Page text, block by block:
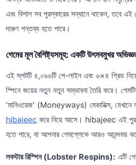
এবং বিশাল সব পুরস্কারের সন্ধানে থাকেন, তবে
দারুণ গন্তব্য হতে পারে।
গেমের মূল বৈশিষ্ট্যসমূহ: একটি উৎসবমুখর
এই স্লটটি ৪,০৯৬টি পে-লাইন এবং ৬×৪ গ্রিড
স্পিনে জয়ের নতুন নতুন সম্ভাবনা তৈরি করে।
'মানিওয়েজ' (Moneyways) মেকানিক্স, যেখানে
hibajeec করে নিয়ে আসে। hibajeec এই
হতে পারে, যা আপনার গেমপ্লেকে আরও আনন্দময়
লবস্টার রিস্পিন (Lobster Respins): এটি